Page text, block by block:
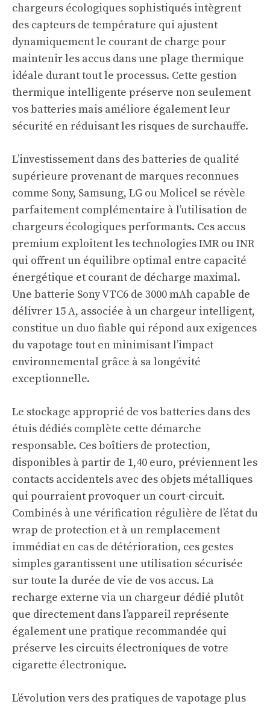
chargeurs écologiques sophistiqués intègrent
des capteurs de température qui ajustent
dynamiquement le courant de charge pour
maintenir les accus dans une plage thermique
idéale durant tout le processus. Cette gestion
thermique intelligente préserve non seulement
vos batteries mais améliore également leur
sécurité en réduisant les risques de surchauffe.
L’investissement dans des batteries de qualité
supérieure provenant de marques reconnues
comme Sony, Samsung, LG ou Molicel se révèle
parfaitement complémentaire à l’utilisation de
chargeurs écologiques performants. Ces accus
premium exploitent les technologies IMR ou INR
qui offrent un équilibre optimal entre capacité
énergétique et courant de décharge maximal.
Une batterie Sony VTC6 de 3000 mAh capable de
délivrer 15 A, associée à un chargeur intelligent,
constitue un duo fiable qui répond aux exigences
du vapotage tout en minimisant l’impact
environnemental grâce à sa longévité
exceptionnelle.
Le stockage approprié de vos batteries dans des
étuis dédiés complète cette démarche
responsable. Ces boîtiers de protection,
disponibles à partir de 1,40 euro, préviennent les
contacts accidentels avec des objets métalliques
qui pourraient provoquer un court-circuit.
Combinés à une vérification régulière de l’état du
wrap de protection et à un remplacement
immédiat en cas de détérioration, ces gestes
simples garantissent une utilisation sécurisée
sur toute la durée de vie de vos accus. La
recharge externe via un chargeur dédié plutôt
que directement dans l’appareil représente
également une pratique recommandée qui
préserve les circuits électroniques de votre
cigarette électronique.
L’évolution vers des pratiques de vapotage plus